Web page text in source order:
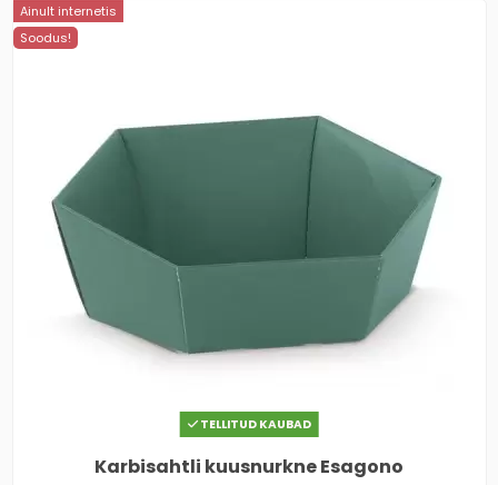
Ainult internetis
Soodus!
TELLITUD KAUBAD
Karbisahtli kuusnurkne Esagono